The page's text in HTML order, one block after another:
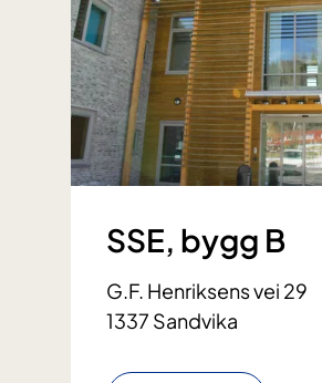
SSE, bygg B
G.F. Henriksens vei 29
1337 Sandvika